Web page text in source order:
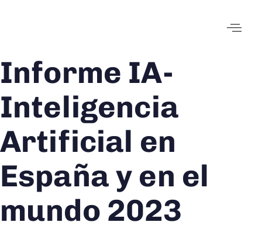
Informe IA-
Inteligencia
Artificial en
España y en el
mundo 2023
Author
Published
on:
Published
in: